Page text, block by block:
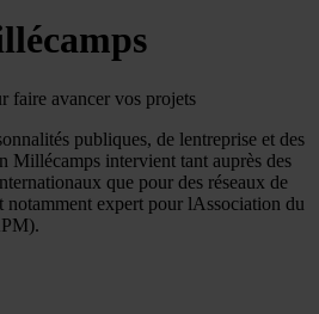
faire avancer vos projets
publiques, de lentreprise et des
Millécamps intervient tant auprès des
que pour des réseaux de
notamment expert pour lAssociation du